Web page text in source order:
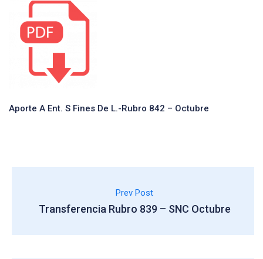
Aporte A Ent. S Fines De L.-Rubro 842 – Octubre
Prev Post
Transferencia Rubro 839 – SNC Octubre